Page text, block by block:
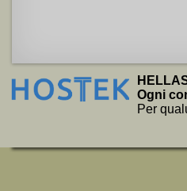
Ogni
Per